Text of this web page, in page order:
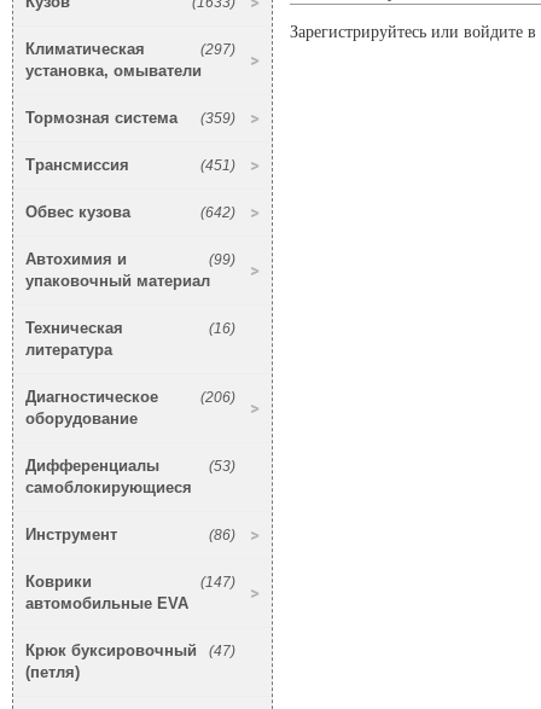
(297)
Климатическая
установка, омыватели
(359)
Тормозная система
(451)
Трансмиссия
(642)
Обвес кузова
(99)
Автохимия и
упаковочный материал
(16)
Техническая
литература
(206)
Диагностическое
оборудование
(53)
Дифференциалы
самоблокирующиеся
(86)
Инструмент
(147)
Коврики
автомобильные EVA
(47)
Крюк буксировочный
(петля)
Зарегистрируйтесь или войдите